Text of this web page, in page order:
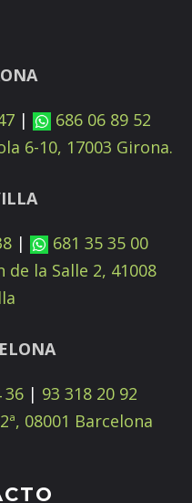
|
686 06 89 52
6-10, 17003 Girona.
|
681 35 35 00
de la Salle 2, 41008
36| 93 318 20 92
08001 Barcelona